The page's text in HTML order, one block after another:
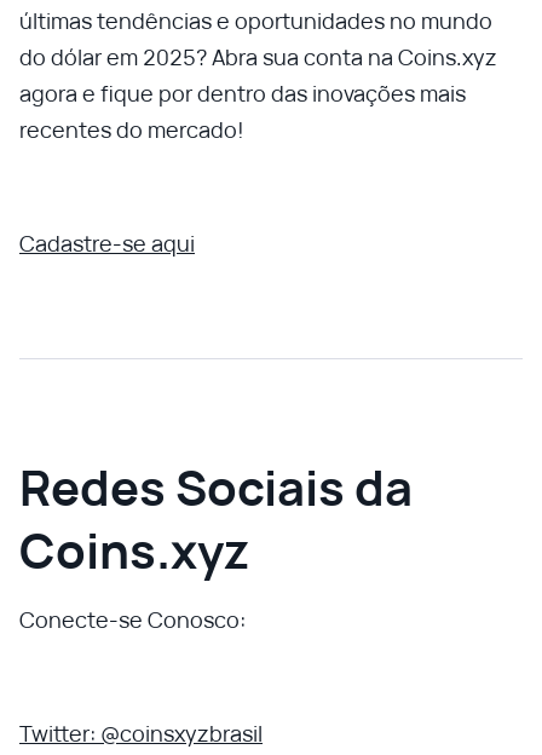
últimas tendências e oportunidades no mundo
do dólar em 2025? Abra sua conta na Coins.xyz
agora e fique por dentro das inovações mais
recentes do mercado!
Cadastre-se aqui
Redes Sociais da
Coins.xyz
Conecte-se Conosco:
Twitter: @coinsxyzbrasil